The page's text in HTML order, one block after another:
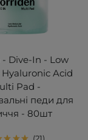
- Dive-In - Low
Acid
Pad -
педи для
- 80шт